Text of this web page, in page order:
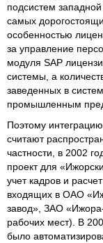
подсистем западной
самых
особенностью
за управление
модуля SAP
системы, а
заведенных в
промышленным
Поэтому
считают
частности, в 2002
проект для
учет кадров и
входящих в ОАО
завод», ЗАО
рабочих мест). В
было